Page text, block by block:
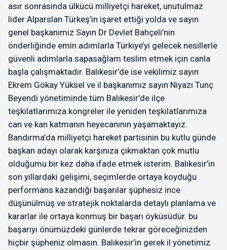
asır sonrasında ülkücü milliyetçi hareket, unutulmaz
lider Alparslan Türkeş’in işaret ettiği yolda ve sayın
genel başkanımız Sayın Dr Devlet Bahçeli’nin
önderliğinde emin adımlarla Türkiye’yi gelecek nesillerle
güvenli adımlarla sapasağlam teslim etmek için canla
başla çalışmaktadır. Balıkesir’de ise vekilimiz sayın
Ekrem Gökay Yüksel ve il başkanımız sayın Niyazı Tunç
Beyendi yönetiminde tüm Balıkesir’de ilçe
teşkilatlarımıza kongreler ile yeniden teşkilatlarımıza
can ve kan katmanın heyecanının yaşamaktayız.
Bandırma’da milliyetçi hareket partisinin bu kutlu günde
başkan adayı olarak karşınıza çıkmaktan çok mutlu
olduğumu bir kez daha ifade etmek isterim. Balıkesir’in
son yıllardaki gelişimi, seçimlerde ortaya koyduğu
performans kazandığı başarılar şüphesiz ince
düşünülmüş ve stratejik noktalarda detaylı planlama ve
kararlar ile ortaya konmuş bir başarı öyküsüdür. bu
başarıyı önümüzdeki günlerde tekrar göreceğinizden
hiçbir şüpheniz olmasın. Balıkesir’in gerek il yönetimiz